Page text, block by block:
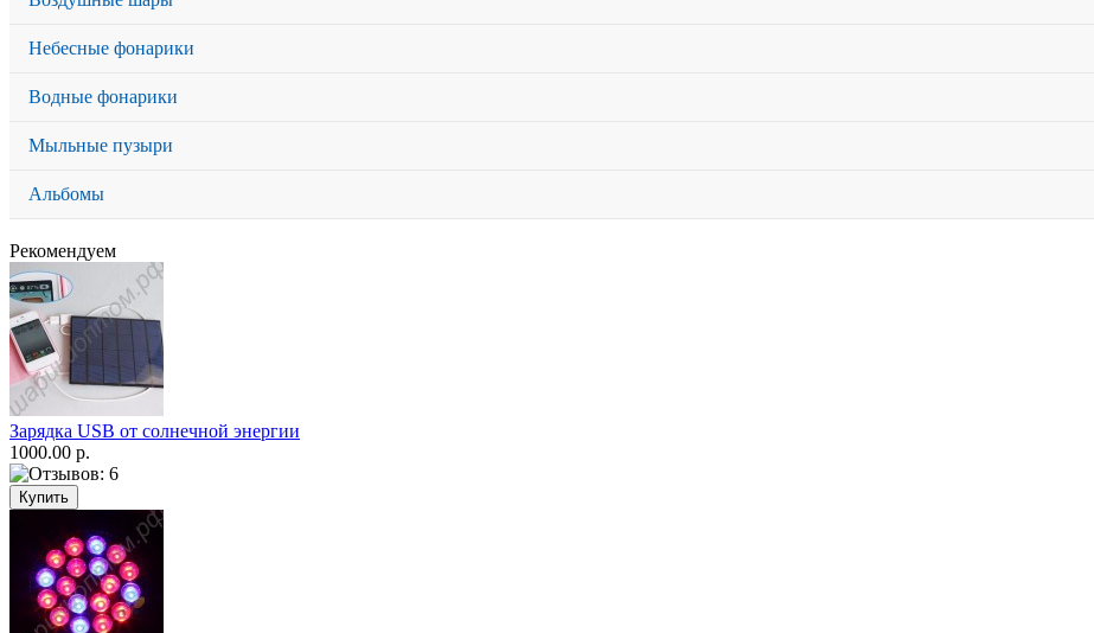
Небесные фонарики
Водные фонарики
Мыльные пузыри
Альбомы
Рекомендуем
Зарядка USB от солнечной энергии
1000.00 р.